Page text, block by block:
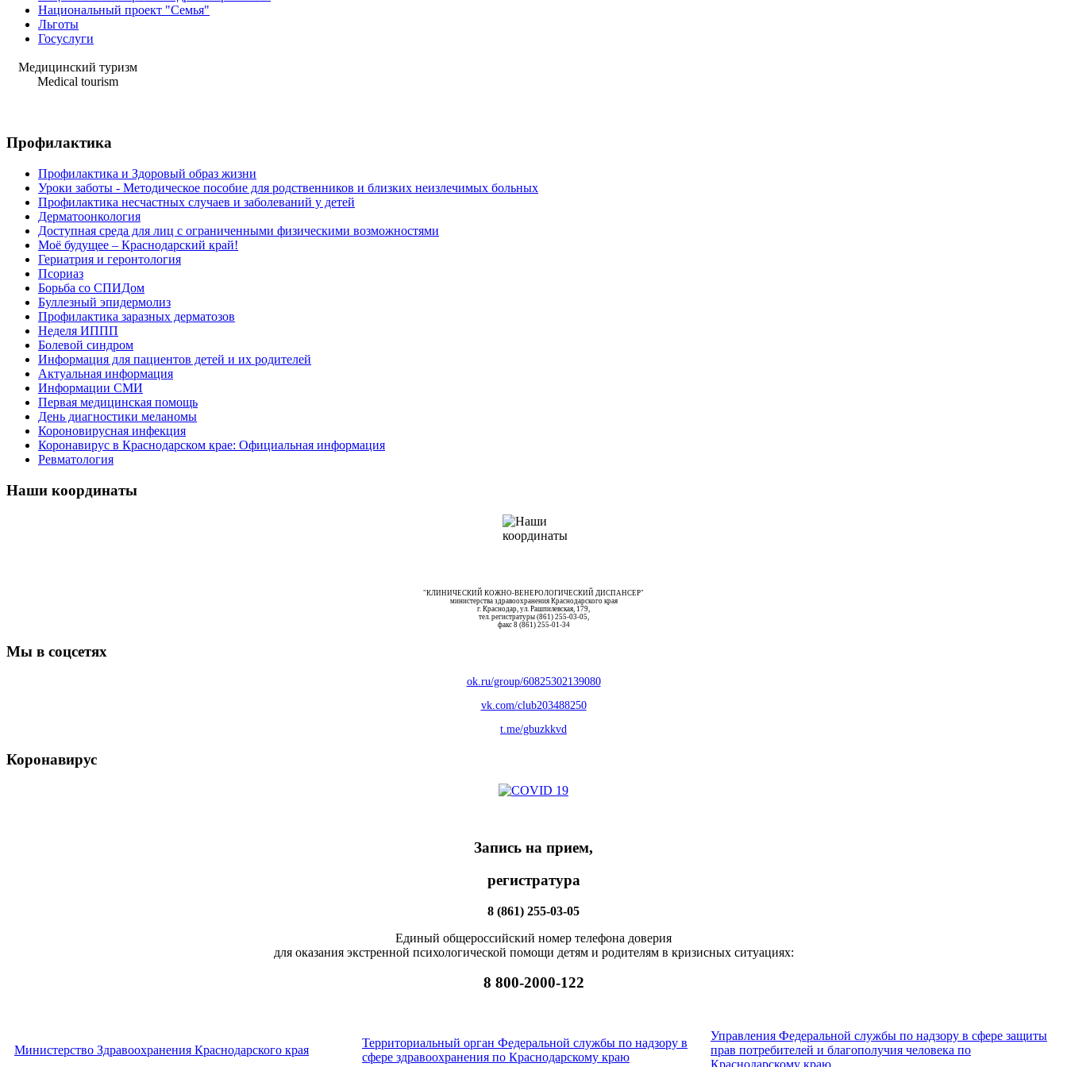
Национальный проект "Семья"
Льготы
Госуслуги
Медицинский туризм
Medical tourism
Профилактика
Профилактика и Здоровый образ жизни
Уроки заботы - Методическое пособие для родственников и близких неизлечимых больных
Профилактика несчастных случаев и заболеваний у детей
Дерматоонкология
Доступная среда для лиц с ограниченными физическими возможностями
Моё будущее – Краснодарский край!
Гериатрия и геронтология
Псориаз
Борьба со СПИДом
Буллезный эпидермолиз
Профилактика заразных дерматозов
Неделя ИППП
Болевой синдром
Информация для пациентов детей и их родителей
Актуальная информация
Информации СМИ
Первая медицинская помощь
День диагностики меланомы
Короновирусная инфекция
Коронавирус в Краснодарском крае: Официальная информация
Ревматология
Наши координаты
"КЛИНИЧЕСКИЙ КОЖНО-ВЕНЕРОЛОГИЧЕСКИЙ ДИСПАНСЕР"
министерства здравоохранения Краснодарского края
г. Краснодар, ул. Рашпилевская, 179,
тел. регистратуры (861) 255-03-05,
факс 8 (861) 255-01-34
Мы в соцсетях
ok.ru/group/60825302139080
vk.com/club203488250
t.me/gbuzkkvd
Коронавирус
Запись на прием,
регистратура
8 (861) 255-03-05
Единый общероссийский номер телефона доверия
для оказания экстренной психологической помощи детям и родителям в кризисных ситуациях:
8 800-2000-122
Министерство Здравоохранения Краснодарского края
Территориальный орган Федеральной службы по надзору в
сфере здравоохранения по Краснодарскому краю
Управления Федеральной службы по надзору в сфере защиты
прав потребителей и благополучия человека по
Краснодарскому краю